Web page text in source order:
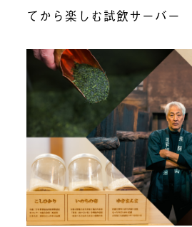
てから楽しむ試飲サーバー